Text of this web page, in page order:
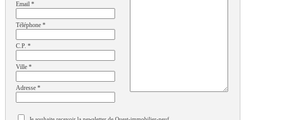
Email *
Téléphone *
C.P. *
Ville *
Adresse *